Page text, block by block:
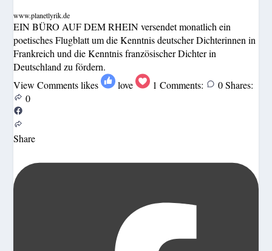
www.planetlyrik.de
EIN BÜRO AUF DEM RHEIN versendet monatlich ein
poetisches Flugblatt um die Kenntnis deutscher Dichterinnen in
Frankreich und die Kenntnis französischer Dichter in
Deutschland zu fördern.
View Comments likes love 1 Comments: 0 Shares:
0
Share